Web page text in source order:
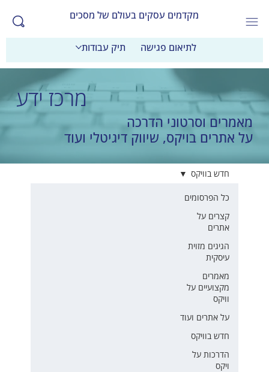
מקדמים עסקים בעולם של מסכים
לתיאום פגישה תיק עבודות
מרכז ידע
מאמרים וסרטוני הדרכה
על אתרים בויקס, שיווק דיגיטלי ועוד
כל הפרסומים
קצרים על
אתרים
הגיגים מזוית
עיסקית
מאמרים
מקצועיים על
וויקס
על אתרים ועוד
חדש בוויקס
הדרכות על
ויקס
חדש בוויקס